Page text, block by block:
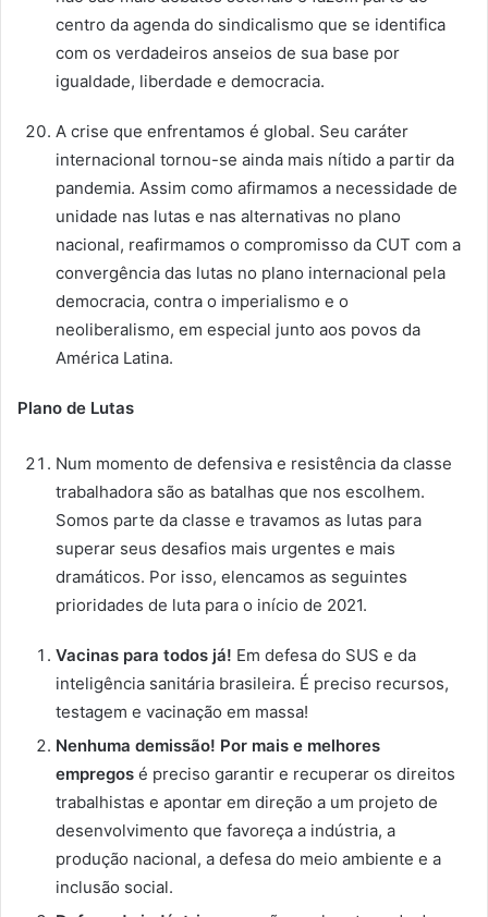
centro da agenda do sindicalismo que se identifica
com os verdadeiros anseios de sua base por
igualdade, liberdade e democracia.
A crise que enfrentamos é global. Seu caráter
internacional tornou-se ainda mais nítido a partir da
pandemia. Assim como afirmamos a necessidade de
unidade nas lutas e nas alternativas no plano
nacional, reafirmamos o compromisso da CUT com a
convergência das lutas no plano internacional pela
democracia, contra o imperialismo e o
neoliberalismo, em especial junto aos povos da
América Latina.
Plano de Lutas
Num momento de defensiva e resistência da classe
trabalhadora são as batalhas que nos escolhem.
Somos parte da classe e travamos as lutas para
superar seus desafios mais urgentes e mais
dramáticos. Por isso, elencamos as seguintes
prioridades de luta para o início de 2021.
Vacinas para todos já! Em defesa do SUS e da
inteligência sanitária brasileira. É preciso recursos,
testagem e vacinação em massa!
Nenhuma demissão! Por mais e melhores
empregos é preciso garantir e recuperar os direitos
trabalhistas e apontar em direção a um projeto de
desenvolvimento que favoreça a indústria, a
produção nacional, a defesa do meio ambiente e a
inclusão social.